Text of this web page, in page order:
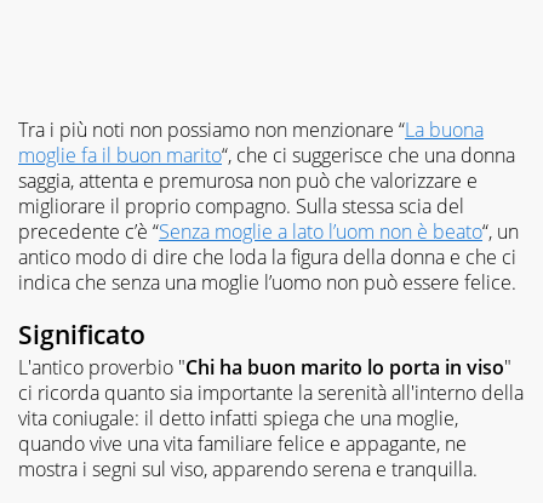
Tra i più noti non possiamo non menzionare “La buona
moglie fa il buon marito“, che ci suggerisce che una donna
saggia, attenta e premurosa non può che valorizzare e
migliorare il proprio compagno. Sulla stessa scia del
precedente c’è “Senza moglie a lato l’uom non è beato“, un
antico modo di dire che loda la figura della donna e che ci
indica che senza una moglie l’uomo non può essere felice.
Significato
L'antico proverbio "Chi ha buon marito lo porta in viso"
ci ricorda quanto sia importante la serenità all'interno della
vita coniugale: il detto infatti spiega che una moglie,
quando vive una vita familiare felice e appagante, ne
mostra i segni sul viso, apparendo serena e tranquilla.